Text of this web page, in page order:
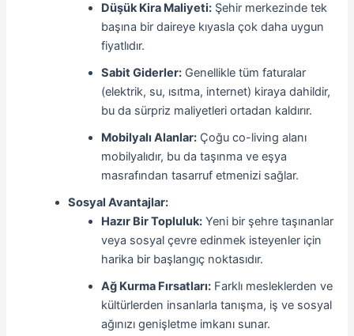
Düşük Kira Maliyeti: Şehir merkezinde tek
başına bir daireye kıyasla çok daha uygun
fiyatlıdır.
Sabit Giderler: Genellikle tüm faturalar
(elektrik, su, ısıtma, internet) kiraya dahildir,
bu da sürpriz maliyetleri ortadan kaldırır.
Mobilyalı Alanlar: Çoğu co-living alanı
mobilyalıdır, bu da taşınma ve eşya
masrafından tasarruf etmenizi sağlar.
Sosyal Avantajlar:
Hazır Bir Topluluk: Yeni bir şehre taşınanlar
veya sosyal çevre edinmek isteyenler için
harika bir başlangıç noktasıdır.
Ağ Kurma Fırsatları: Farklı mesleklerden ve
kültürlerden insanlarla tanışma, iş ve sosyal
ağınızı genişletme imkanı sunar.